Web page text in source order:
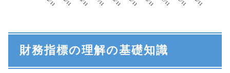
財務指標の理解の基礎知識